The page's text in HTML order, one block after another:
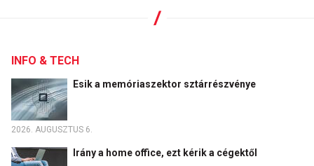
INFO & TECH
Esik a memóriaszektor sztárrészvénye
2026. AUGUSZTUS 6.
Irány a home office, ezt kérik a cégektől